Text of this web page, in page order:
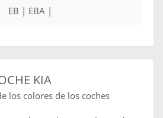
EB | EBA |
KIA